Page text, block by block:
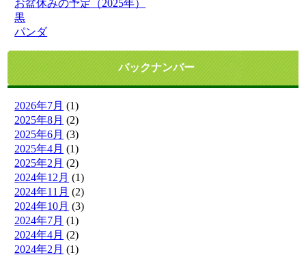
お盆休みの予定（2025年）
黒
パンダ
バックナンバー
2026年7月 (1)
2025年8月 (2)
2025年6月 (3)
2025年4月 (1)
2025年2月 (2)
2024年12月 (1)
2024年11月 (2)
2024年10月 (3)
2024年7月 (1)
2024年4月 (2)
2024年2月 (1)